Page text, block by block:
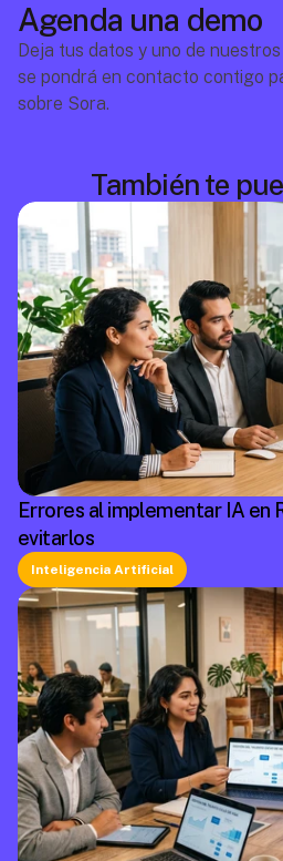
Agenda una demo
Deja tus datos y uno de
se pondrá en contacto contigo
sobre Sora.
También te
Errores al implementar IA en
evitarlos
Inteligencia Artificial